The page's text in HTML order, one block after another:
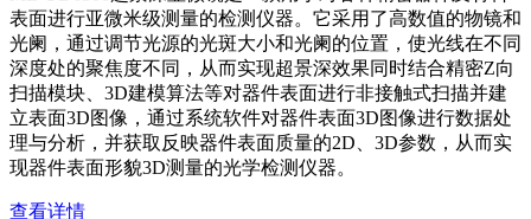
表面进行亚微米级测量的检测仪器。它采用了高数值的物镜和
光阑，通过调节光源的光斑大小和光阑的位置，使光线在不同
深度处的聚焦度不同，从而实现超景深效果同时结合精密Z向
扫描模块、3D建模算法等对器件表面进行非接触式扫描并建
立表面3D图像，通过系统软件对器件表面3D图像进行数据处
理与分析，并获取反映器件表面质量的2D、3D参数，从而实
现器件表面形貌3D测量的光学检测仪器。
查看详情